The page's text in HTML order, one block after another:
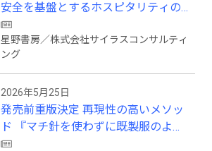
安全を基盤とするホスピタリティの
理解と実践 』発売
星野書房／株式会社サイラスコンサルティ
ング
2026年5月25日
発売前重版決定 再現性の高いメソッ
ド 『マチ針を使わずに既製服のよう
に縫えるソーイングの教科書』発売